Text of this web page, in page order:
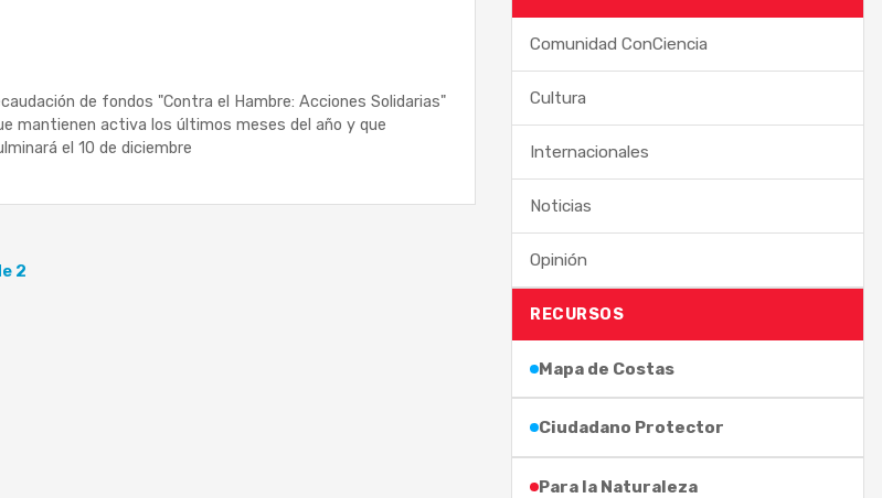
de fondos "Contra el Hambre: Acciones Solidarias"
mantienen activa los últimos meses del año y que
el 10 de diciembre
2
Comunidad ConCiencia
Cultura
Internacionales
Noticias
Opinión
RECURSOS
Mapa de Costas
Ciudadano Protector
Para la Naturaleza